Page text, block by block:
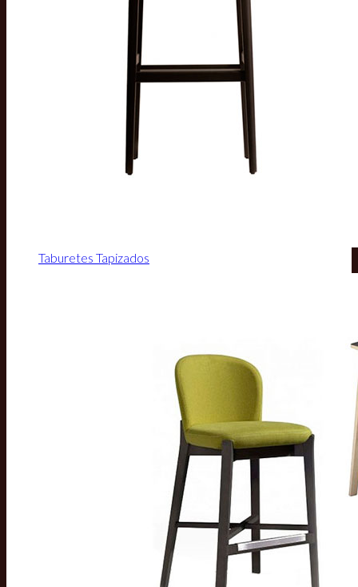
Taburetes Tapizados